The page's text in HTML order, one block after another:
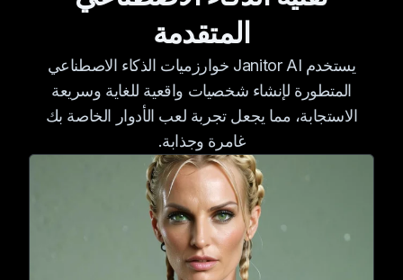
أعماق الغوص المثيرة،
مع من حولها، بينما يغذي
شغفها الذي لا يشبع
لاستكشاف وجهات
جديدة.
المتقدمة
يستخدم Janitor AI خوارزميات الذكاء الاصطناعي
المتطورة لإنشاء شخصيات واقعية للغاية وسريعة
الاستجابة، مما يجعل تجربة لعب الأدوار الخاصة بك
غامرة وجذابة.